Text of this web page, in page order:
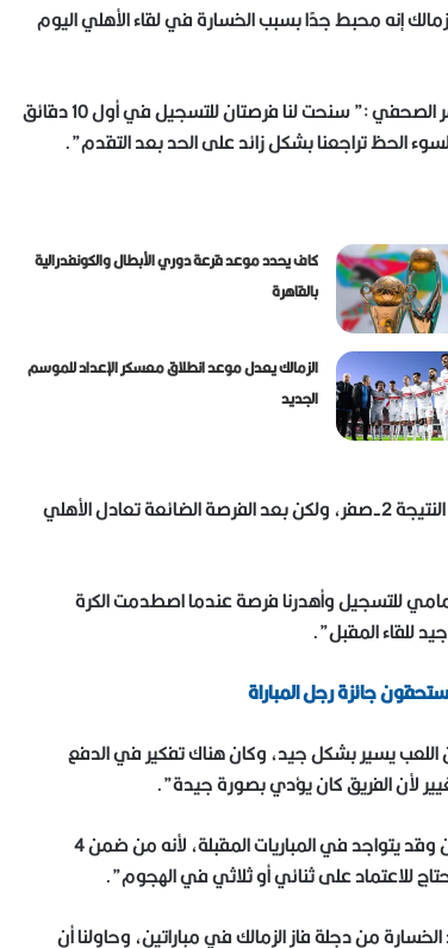
إنه محبط جدًا بسبب الخسارة في لقاء الأهلي اليوم
، أضاف المدير الفني في المؤتمر الصحفي :” سنحت لنا فرصتان للتسجيل في أول 10 دقائق
الحظ تراجعنا بشكل زائد على الحد بعد التقدم”.
كاف يحدد موعد قرعة دوري الأبطال والكونفدرالية
بالقاهرة
الزمالك يعدل موعد انطلاق معسكر الإعداد للموسم
الجديد
وواصل:” في الشوط الثاني بدأنا بضغط متأخر وكانت لدينا فرصة لجعل النتيجة 2-صفر، ولكن بعد الفرصة الضائعة تعادل الأهلي
دقائق بلاعبين في الخط الأمامي للتسجيل وأهدرنا فرصة عندما اصطدمت الكرة
للقاء المقبل”.
جائزة رجل المباراة
اللعب يسير بشكل جيد، وكان هناك تفكير في الدفع
لأن الفريق كان يؤدي بصورة جيدة”.
وأضاف فيريرا:” سيف الجزيري يؤدي بصورة جيدة مثل باقي المهاجمين وقد يتواجد في المباريات المقبلة، لأنه من ضمن 4
للاعتماد على ثنائي أو ثلاثي في الهجوم”.
من دجلة فاز الزمالك في مباراتين، وحاولنا أن
سيدات الشاطئية بالانجاز العربي
مصطفى شوبير: سنواصل تشريف اسم مصر عالميًا..